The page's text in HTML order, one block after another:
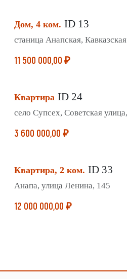
Дом, 4 ком. ID 13
станица Анапская,
11 500 000,00 ₽
Квартира ID 24
село Супсех, Советская
3 600 000,00 ₽
Квартира, 2 ком. ID 33
Анапа, улица Ленина, 145
12 000 000,00 ₽